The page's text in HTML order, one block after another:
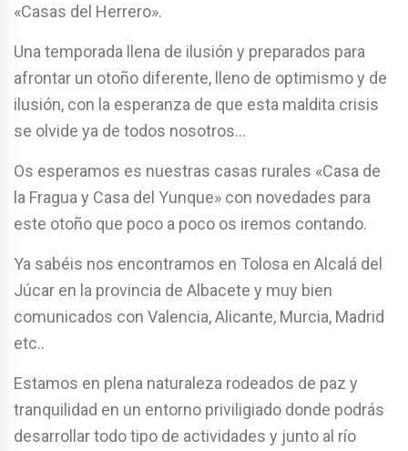
«Casas del Herrero».
Una temporada llena de ilusión y preparados para
afrontar un otoño diferente, lleno de optimismo y de
ilusión, con la esperanza de que esta maldita crisis
se olvide ya de todos nosotros…
Os esperamos es nuestras casas rurales «Casa de
la Fragua y Casa del Yunque» con novedades para
este otoño que poco a poco os iremos contando.
Ya sabéis nos encontramos en Tolosa en Alcalá del
Júcar en la provincia de Albacete y muy bien
comunicados con Valencia, Alicante, Murcia, Madrid
etc..
Estamos en plena naturaleza rodeados de paz y
tranquilidad en un entorno priviligiado donde podrás
desarrollar todo tipo de actividades y junto al río